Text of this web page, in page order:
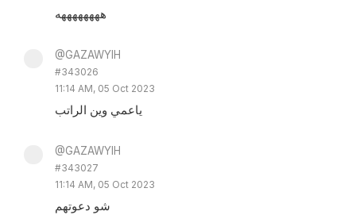
ههههههههه
@GAZAWYIH
#343026
11:14 AM, 05 Oct 2023
ياعمي وين الراتب
@GAZAWYIH
#343027
11:14 AM, 05 Oct 2023
شو دعوتهم